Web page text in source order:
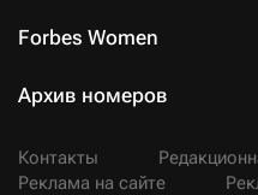
Forbes Women
Архив номеров
Контакты
Реклама на сайте